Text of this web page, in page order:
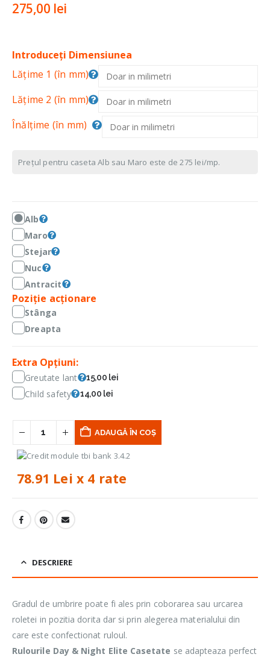
275,00 lei
Introduceți Dimensiunea
Lățime 1 (în mm)
Lățime 2 (în mm)
Înălțime (în mm)
Prețul pentru caseta Alb sau Maro este de 275 lei/mp.
Alb
Maro
Stejar
Nuc
Antracit
Poziție acționare
Stânga
Dreapta
Extra Opțiuni:
Greutate lant 15,00 lei
Child safety 14,00 lei
ADAUGĂ ÎN COȘ
78.91 Lei x 4 rate
DESCRIERE
Gradul de umbrire poate fi ales prin coborarea sau urcarea
roletei in pozitia dorita dar si prin alegerea materialului din
care este confectionat ruloul.
Rulourile Day & Night Elite Casetate se adapteaza perfect